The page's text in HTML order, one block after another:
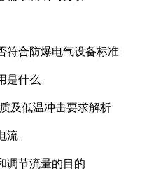
符合防爆电气设备标准
是什么
及低温冲击要求解析
流
调节流量的目的